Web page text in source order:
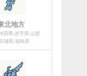
北地方
田県,岩手県,山形
城県,福島県